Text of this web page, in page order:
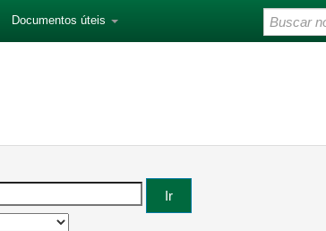
Documentos úteis